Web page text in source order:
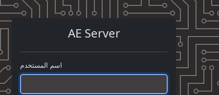
AE Server
اسم المستخدم